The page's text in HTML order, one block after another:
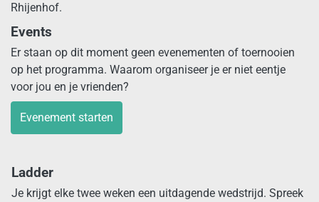
Rhijenhof.
Events
Er staan op dit moment geen evenementen of toernooien
op het programma. Waarom organiseer je er niet eentje
voor jou en je vrienden?
Evenement starten
Ladder
Je krijgt elke twee weken een uitdagende wedstrijd. Spreek